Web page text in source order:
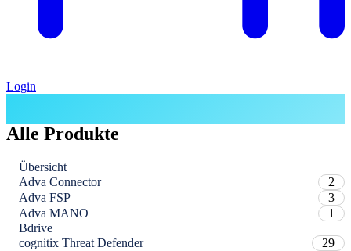
Login
Alle Produkte
Übersicht
Adva Connector
2
Adva FSP
3
Adva MANO
1
Bdrive
cognitix Threat Defender
29